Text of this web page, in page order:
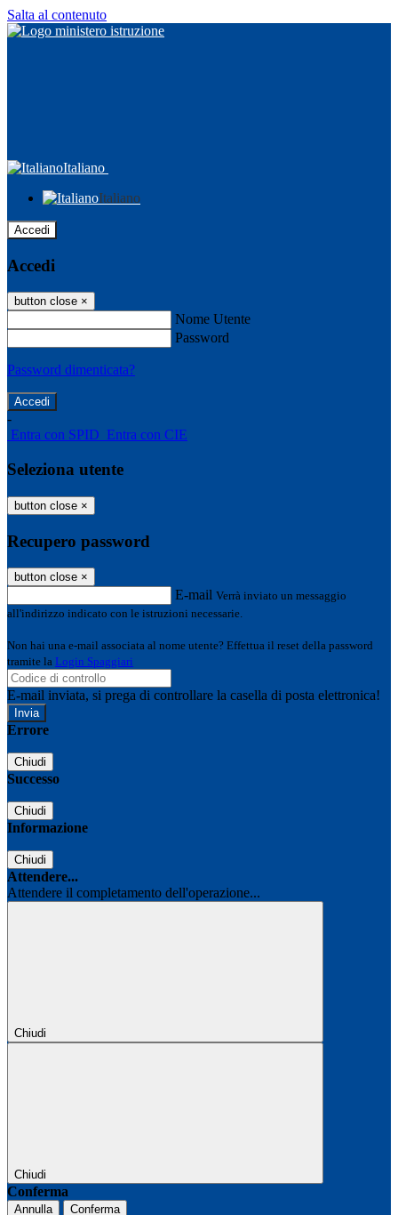
Salta al contenuto
Italiano
Italiano
Accedi
Accedi
button close ×
Nome Utente
Password
Password dimenticata?
-
Entra con SPID Entra con CIE
Seleziona utente
button close ×
Recupero password
button close ×
E-mail Verrà inviato un messaggio
all'indirizzo indicato con le istruzioni necessarie.
Non hai una e-mail associata al nome utente? Effettua il reset della password
tramite la Login Spaggiari
E-mail inviata, si prega di controllare la casella di posta elettronica!
Errore
Chiudi
Successo
Chiudi
Informazione
Chiudi
Attendere...
Attendere il completamento dell'operazione...
Chiudi
Chiudi
Conferma
Annulla Conferma